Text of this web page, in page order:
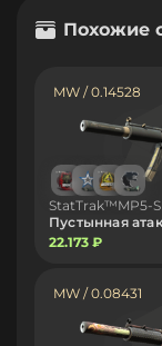
Похожие
MW / 0.14528
StatTrak™MP5-
Пустынная
22.173 ₽
MW / 0.08431